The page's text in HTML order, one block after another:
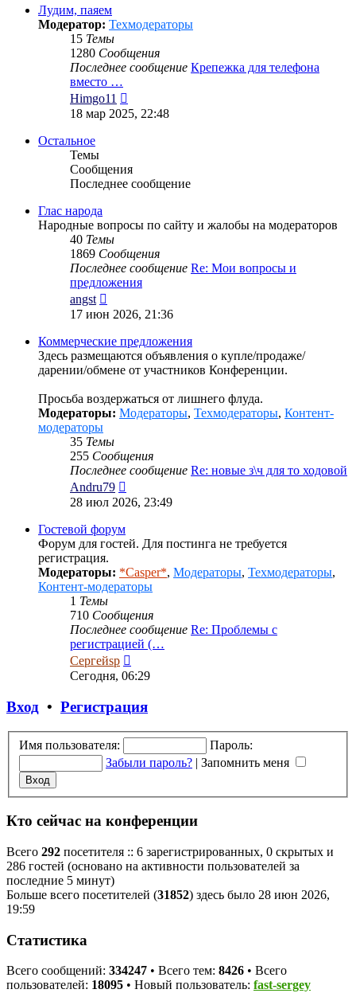
сообщению
Лудим, паяем
Модератор: Техмодераторы
15 Темы
1280 Сообщения
Последнее сообщение Крепежка для телефона
вместо …
Himgo11
к
18 мар 2025, 22:48
Остальное
Темы
Сообщения
Последнее сообщение
Глас народа
Народные вопросы по сайту и жалобы на модераторов
40 Темы
1869 Сообщения
Последнее сообщение Re: Мои вопросы и
предложения
angst
к
сообщению
17 июн 2026, 21:36
Коммерческие предложения
Здесь размещаются объявления о купле/продаже/
дарении/обмене от участников Конференции.
Просьба воздержаться от лишнего флуда.
Модераторы: Модераторы, Техмодераторы, Контент-
модераторы
35 Темы
255 Сообщения
Последнее сообщение Re: новые з\ч для то ходовой
Andru79
к
28 июл 2026, 23:49
Гостевой форум
Форум для гостей. Для постинга не требуется
регистрация.
Модераторы: *Casper*, Модераторы, Техмодераторы,
Контент-модераторы
1 Темы
710 Сообщения
Последнее сообщение Re: Проблемы с
регистрацией (…
Сергейsp
к
Сегодня, 06:29
Вход • Регистрация
Имя пользователя:
Пароль:
Забыли пароль? | Запомнить меня
Кто сейчас на конференции
Всего 292 посетителя :: 6 зарегистрированных, 0 скрытых и
286 гостей (основано на активности пользователей за
последние 5 минут)
Больше всего посетителей (31852) здесь было 28 июн 2026,
19:59
Статистика
Всего сообщений: 334247 • Всего тем: 8426 • Всего
пользователей: 18095 • Новый пользователь: fast-sergey